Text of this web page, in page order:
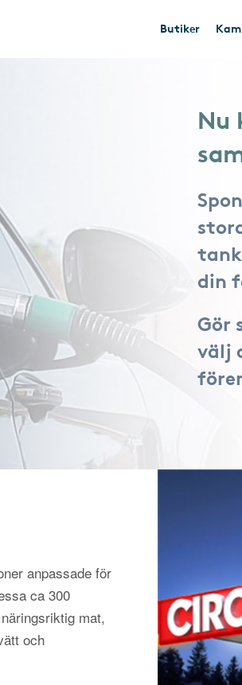
Butiker
Nu
din
Gör
välj
anpassade för
ca 300
mat,
och